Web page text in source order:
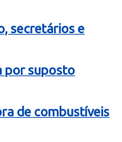
secretários e
por suposto
de combustíveis